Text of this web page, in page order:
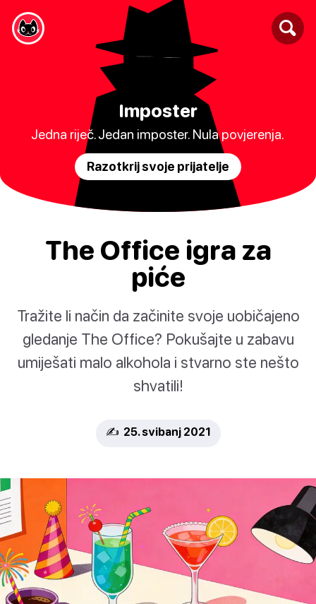
Imposter
Jedna riječ. Jedan imposter. Nula povjerenja.
Razotkrij svoje prijatelje
The Office igra za
piće
Tražite li način da začinite svoje uobičajeno
gledanje The Office? Pokušajte u zabavu
umiješati malo alkohola i stvarno ste nešto
shvatili!
✍️ 25. svibanj 2021